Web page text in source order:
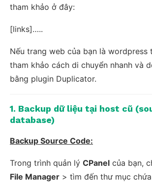
tham khảo ở đây:
[links]…..
Nếu trang web của bạn là wordpress
tham khảo cách di chuyển nhanh và
bằng plugin Duplicator.
1. Backup dữ liệu tại host cũ
database)
Backup Source Code:
Trong trình quản lý CPanel của bạn,
File Manager > tìm đến thư mục